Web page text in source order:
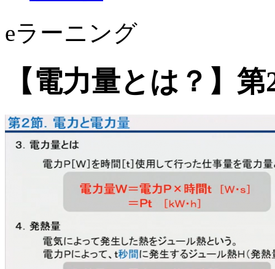
eラーニング
【電力量とは？】